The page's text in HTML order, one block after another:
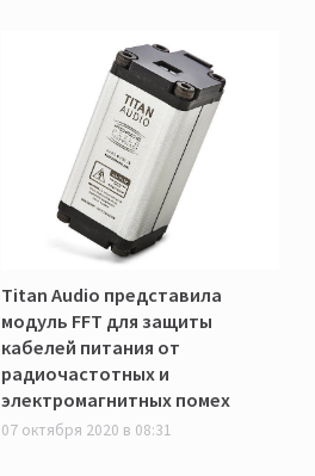
Titan Audio представила
модуль FFT для защиты
кабелей питания от
радиочастотных и
электромагнитных помех
07 октября 2020 в 08:31